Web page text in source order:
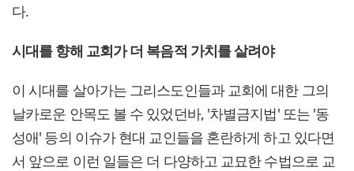
다.
시대를 향해 교회가 더 복음적 가치를 살려야
이 시대를 살아가는 그리스도인들과 교회에 대한 그의
날카로운 안목도 볼 수 있었던바, '차별금지법' 또는 '동
성애' 등의 이슈가 현대 교인들을 혼란하게 하고 있다면
서 앞으로 이런 일들은 더 다양하고 교묘한 수법으로 교